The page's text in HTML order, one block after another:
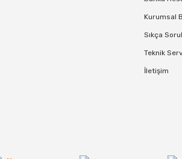
Kurumsal
Sıkça
Teknik
İletişim